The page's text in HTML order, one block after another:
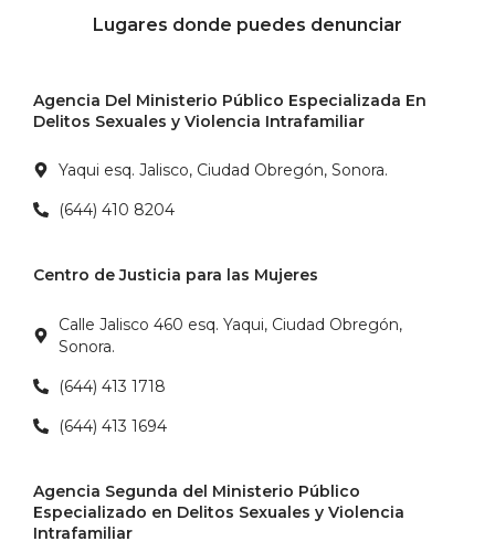
Lugares donde puedes denunciar
Agencia Del Ministerio Público Especializada En
Delitos Sexuales y Violencia Intrafamiliar
Yaqui esq. Jalisco, Ciudad Obregón, Sonora.
(644) 410 8204
Centro de Justicia para las Mujeres
Calle Jalisco 460 esq. Yaqui, Ciudad Obregón,
Sonora.
(644) 413 1718
(644) 413 1694
Agencia Segunda del Ministerio Público
Especializado en Delitos Sexuales y Violencia
Intrafamiliar